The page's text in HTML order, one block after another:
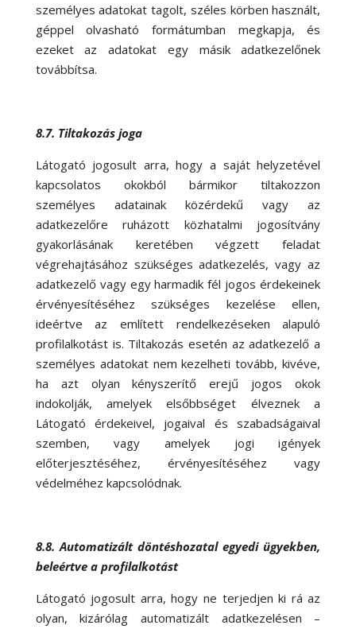
személyes adatokat tagolt, széles körben használt,
géppel olvasható formátumban megkapja, és
ezeket az adatokat egy másik adatkezelőnek
továbbítsa.
8.7. Tiltakozás joga
Látogató jogosult arra, hogy a saját helyzetével
kapcsolatos okokból bármikor tiltakozzon
személyes adatainak közérdekű vagy az
adatkezelőre ruházott közhatalmi jogosítvány
gyakorlásának keretében végzett feladat
végrehajtásához szükséges adatkezelés, vagy az
adatkezelő vagy egy harmadik fél jogos érdekeinek
érvényesítéséhez szükséges kezelése ellen,
ideértve az említett rendelkezéseken alapuló
profilalkotást is. Tiltakozás esetén az adatkezelő a
személyes adatokat nem kezelheti tovább, kivéve,
ha azt olyan kényszerítő erejű jogos okok
indokolják, amelyek elsőbbséget élveznek a
Látogató érdekeivel, jogaival és szabadságaival
szemben, vagy amelyek jogi igények
előterjesztéséhez, érvényesítéséhez vagy
védelméhez kapcsolódnak.
8.8. Automatizált döntéshozatal egyedi ügyekben,
beleértve a profilalkotást
Látogató jogosult arra, hogy ne terjedjen ki rá az
olyan, kizárólag automatizált adatkezelésen –